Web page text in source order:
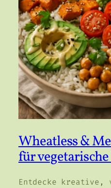
Wheatless &
für
Entdecke kreative,